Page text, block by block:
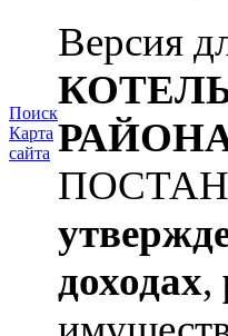
Поиск
Карта
сайта
Версия
доходах,